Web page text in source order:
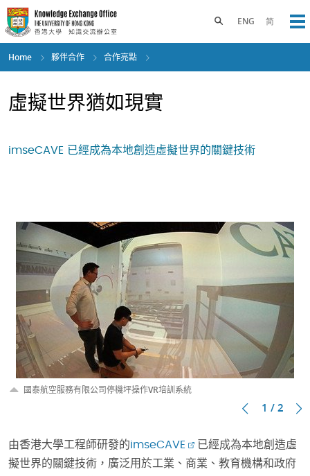
Skip
to
main
content
ENG 简
Toggle search panel
Home 夥伴合作 合作亮點
虛擬世界猶如現實
imseCAVE 已經成為本地創造虛擬世界的關鍵技術
國泰航空服務有限公司停機坪操作VR培訓系統
1 / 2
由香港大學工程師研發的imseCAVE
已經成為本地創造虛
擬世界的關鍵技術，廣泛用於工業、商業、教育機構和政府